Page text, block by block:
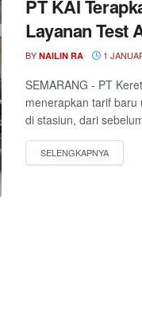
PT KAI
Layanan Test
BY NAILIN RA 1
SEMARANG - PT
menerapkan tarif
di stasiun, dari